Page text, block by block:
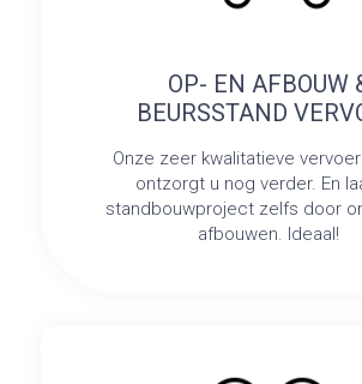
OP- EN AFBOUW
BEURSSTAND
Onze zeer kwalitatieve
ontzorgt u nog verder. En
standbouwproject zelfs door
afbouwen. Ideaal!